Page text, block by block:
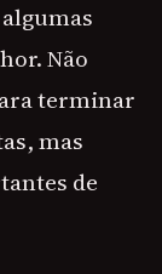
Não
terminar
mas
de